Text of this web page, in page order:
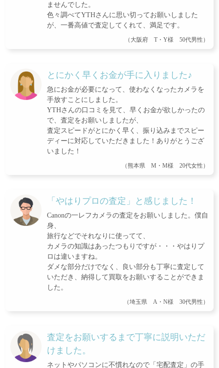
ませんでした。
色々調べてYTHさんに思い切ってお願いしました
が、一番高値で査定してくれて、満足です。
（大阪府 T・Y様 50代男性）
とにかく早くお金が手に入りました♪
急にお金が必要になって、使わなくなったカメラを
手放すことにしました。
YTHさんの口コミを見て、早くお金が欲しかったの
で、査定をお願いしましたが、
査定スピードがとにかく早く、振り込みまでスピー
ディーに対応していただきました！ありがとうござ
いました！
（熊本県 M・M様 20代女性）
「やはりプロの査定」と感じました！
Canonの一レフカメラの査定をお願いしました。僕自
身、
旅行などでそれなりに使ってて、
カメラの知識はあったつもりですが・・・やはりプ
ロは違いますね。
ダメな部分だけでなく、良い部分も丁寧に査定して
いただき、納得して買取をお願いすることができま
した。
（埼玉県 A・N様 30代男性）
査定をお願いするまで丁寧に説明いただ
けました。
ネットやパソコンに不慣れなので「宅配査定」の手